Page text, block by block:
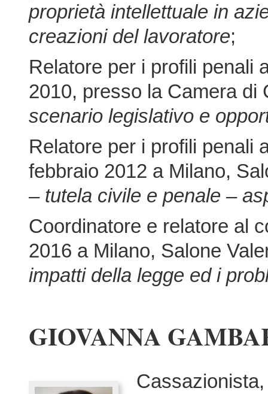
proprietà intellettuale in
creazioni del lavoratore;
Relatore per i profili penali
2010, presso la Camera
scenario legislativo e
Relatore per i profili penali
febbraio 2012 a Milano,
– tutela civile e penale –
Coordinatore e relatore al
2016 a Milano, Salone
impatti della legge ed i
GIOVANNA